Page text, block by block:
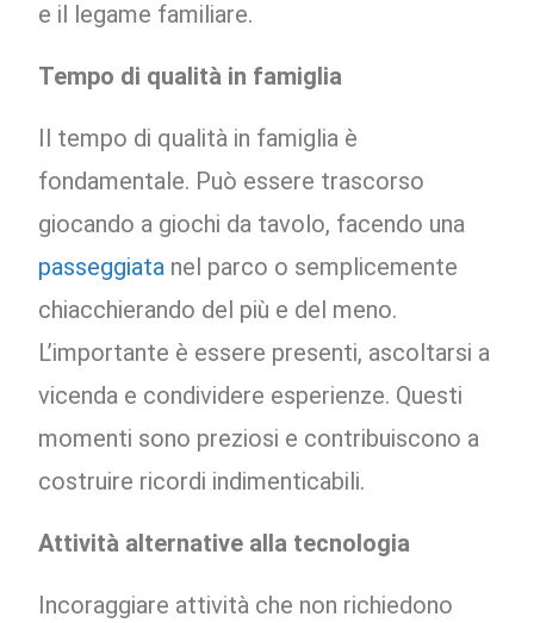
e il legame familiare.
Tempo di qualità in famiglia
Il tempo di qualità in famiglia è
fondamentale. Può essere trascorso
giocando a giochi da tavolo, facendo una
passeggiata nel parco o semplicemente
chiacchierando del più e del meno.
L’importante è essere presenti, ascoltarsi a
vicenda e condividere esperienze. Questi
momenti sono preziosi e contribuiscono a
costruire ricordi indimenticabili.
Attività alternative alla tecnologia
Incoraggiare attività che non richiedono